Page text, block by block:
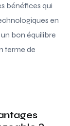
bénéfices qui
en
bon équilibre
terme de